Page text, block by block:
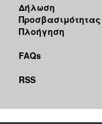
Δήλωση
Προσβασιμότητας
Πλοήγηση
FAQs
RSS